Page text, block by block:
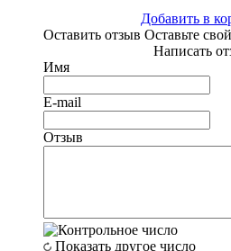
Добавить в
Оставить отзыв Оставьте
Написать
Имя
E-mail
Отзыв
Показать другое число